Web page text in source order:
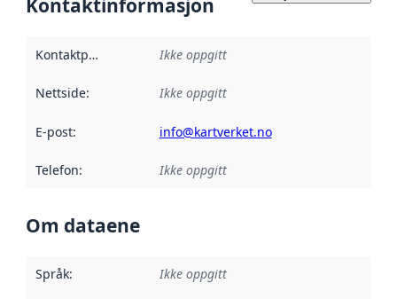
Kontaktinformasjon
Kontaktpunkt Ikke oppgitt
Nettside: Ikke oppgitt
E-post: info@kartverket.no
Telefon: Ikke oppgitt
Om dataene
Språk: Ikke oppgitt